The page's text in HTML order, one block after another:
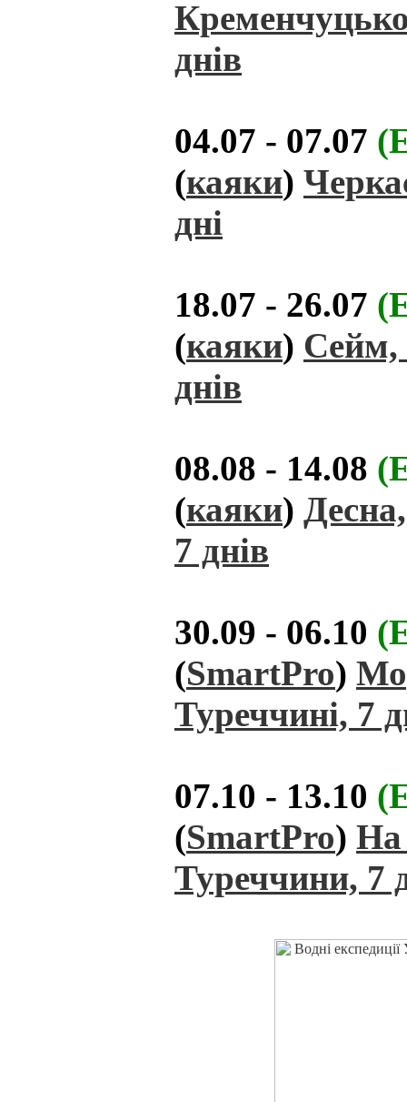
днів
04.07 - 07.07
(каяки)
дні
18.07 - 26.07
(каяки) Сейм,
днів
08.08 - 14.08
(каяки)
7 днів
30.09 - 06.10
(SmartPro)
Туреччині, 7
07.10 - 13.10
(SmartPro) На
Туреччини, 7